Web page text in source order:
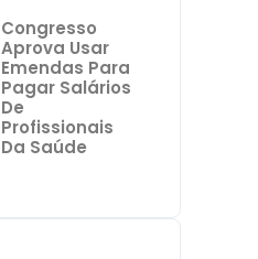
Congresso
Aprova Usar
Emendas Para
Pagar Salários
De
Profissionais
Da Saúde